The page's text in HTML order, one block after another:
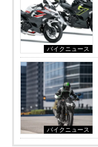
バイクニュース
バイクニュース